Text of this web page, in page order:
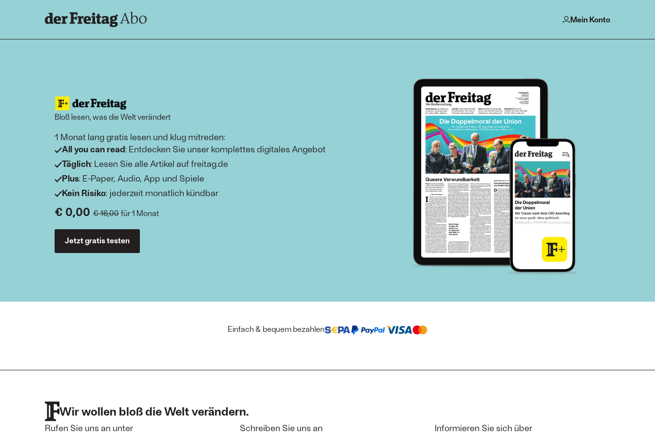
Mein Konto
Bloß lesen, was die Welt verändert
1 Monat lang gratis lesen und klug mitreden:
All you can read: Entdecken Sie unser komplettes digitales Angebot
Täglich: Lesen Sie alle Artikel auf freitag.de
Plus: E-Paper, Audio, App und Spiele
Kein Risiko: jederzeit monatlich kündbar
€ 0,00 € 16,00 für 1 Monat
Jetzt gratis testen
Einfach & bequem bezahlen
Wir wollen bloßdie Welt verändern.
Rufen Sie uns an unter Schreiben Sie uns an Informieren Sie sich über